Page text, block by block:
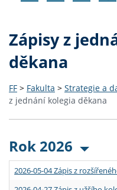
Zápisy z
děkana
FF > Fakulta > Strategie a
z jednání kolegia děkana
Rok 2026
2026-05-04 Zápis z